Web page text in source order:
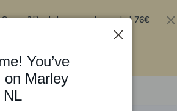
Bestel nu en ontvang tot 76€
You’ve
on Marley
NL